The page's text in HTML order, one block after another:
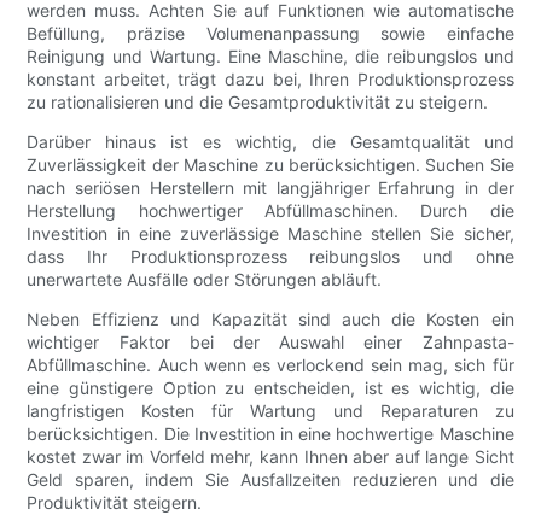
werden muss. Achten Sie auf Funktionen wie automatische
Befüllung, präzise Volumenanpassung sowie einfache
Reinigung und Wartung. Eine Maschine, die reibungslos und
konstant arbeitet, trägt dazu bei, Ihren Produktionsprozess
zu rationalisieren und die Gesamtproduktivität zu steigern.
Darüber hinaus ist es wichtig, die Gesamtqualität und
Zuverlässigkeit der Maschine zu berücksichtigen. Suchen Sie
nach seriösen Herstellern mit langjähriger Erfahrung in der
Herstellung hochwertiger Abfüllmaschinen. Durch die
Investition in eine zuverlässige Maschine stellen Sie sicher,
dass Ihr Produktionsprozess reibungslos und ohne
unerwartete Ausfälle oder Störungen abläuft.
Neben Effizienz und Kapazität sind auch die Kosten ein
wichtiger Faktor bei der Auswahl einer Zahnpasta-
Abfüllmaschine. Auch wenn es verlockend sein mag, sich für
eine günstigere Option zu entscheiden, ist es wichtig, die
langfristigen Kosten für Wartung und Reparaturen zu
berücksichtigen. Die Investition in eine hochwertige Maschine
kostet zwar im Vorfeld mehr, kann Ihnen aber auf lange Sicht
Geld sparen, indem Sie Ausfallzeiten reduzieren und die
Produktivität steigern.